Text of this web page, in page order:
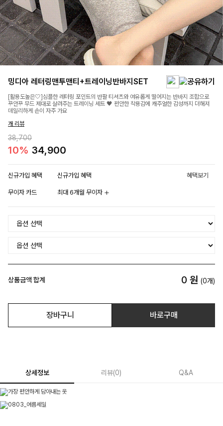
밍디아 레터링맨투맨티+트레이닝반바지SET
[활용도높은🤍]심플한 레터링 포인트의 반팔 티셔츠와 여유롭게 떨어지는 반바지 조합으로
꾸안꾸 무드 제대로 살려주는 트레이닝 세트 🖤 편안한 착용감에 캐주얼한 감성까지 더해져
데일리하게 손이 자주 가요
개 리뷰
38,700
10% 34,900
신규가입 혜택 신규가입 혜택 혜택보기
무이자 카드 최대 6개월 무이자
상품금액 합계 0 원 (0개)
장바구니 바로구매
상세정보 리뷰(0) Q&A